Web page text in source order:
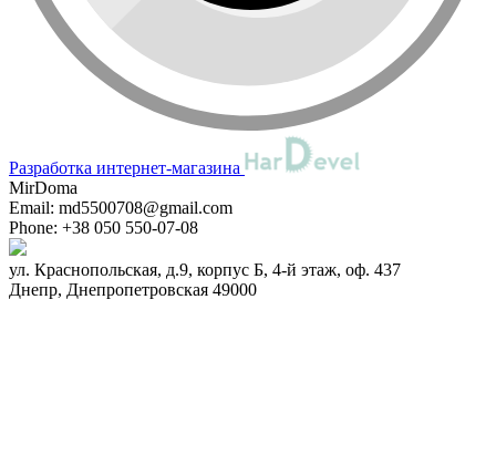
Разработка интернет-магазина
MirDoma
Email: md5500708@gmail.com
Phone: +38 050 550-07-08
ул. Краснопольская, д.9, корпус Б, 4-й этаж, оф. 437
Днепр, Днепропетровская 49000